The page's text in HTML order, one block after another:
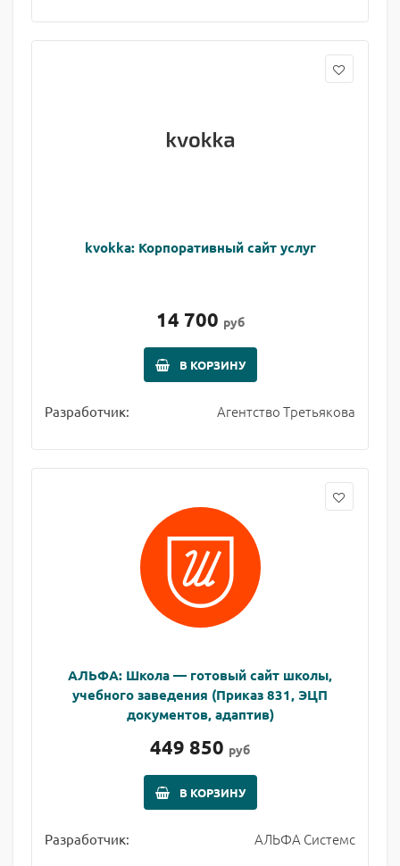
kvokka: Корпоративный сайт услуг
14 700 руб
В КОРЗИНУ
Разработчик: Агентство Третьякова
АЛЬФА: Школа — готовый сайт школы,
учебного заведения (Приказ 831, ЭЦП
документов, адаптив)
449 850 руб
В КОРЗИНУ
Разработчик: АЛЬФА Системс